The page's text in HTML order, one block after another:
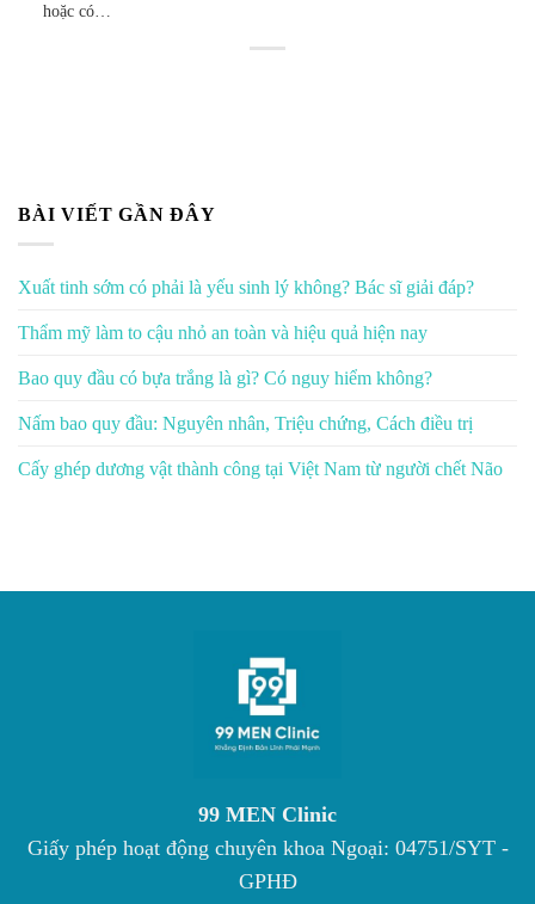
hoặc có…
BÀI VIẾT GẦN ĐÂY
Xuất tinh sớm có phải là yếu sinh lý không? Bác sĩ giải đáp?
Thẩm mỹ làm to cậu nhỏ an toàn và hiệu quả hiện nay
Bao quy đầu có bựa trắng là gì? Có nguy hiểm không?
Nấm bao quy đầu: Nguyên nhân, Triệu chứng, Cách điều trị
Cấy ghép dương vật thành công tại Việt Nam từ người chết Não
99 MEN Clinic
Giấy phép hoạt động chuyên khoa Ngoại: 04751/SYT -
GPHĐ